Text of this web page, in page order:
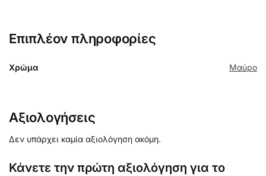
Επιπλέον πληροφορίες
Χρώμα Μαύρο
Αξιολογήσεις
Δεν υπάρχει καμία αξιολόγηση ακόμη.
Κάνετε την πρώτη αξιολόγηση για το